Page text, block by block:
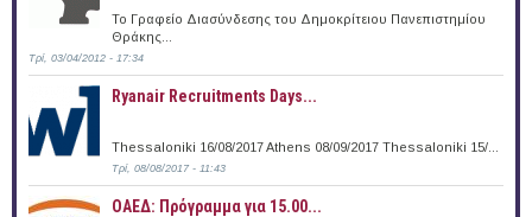
Το Γραφείο Διασύνδεσης του Δημοκρίτειου Πανεπιστημίου
Θράκης...
Τρί, 03/04/2012 - 17:34
Ryanair Recruitments Days...
Thessaloniki 16/08/2017 Athens 08/09/2017 Thessaloniki 15/...
Τρί, 08/08/2017 - 11:43
ΟΑΕΔ: Πρόγραμμα για 15.00...